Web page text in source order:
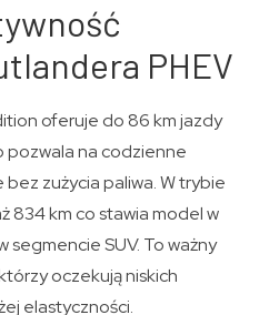
PHEV
oferuje do 86 km jazdy
pozwala na codzienne
zużycia paliwa. W trybie
834 km co stawia model w
segmencie SUV. To ważny
oczekują niskich
elastyczności.